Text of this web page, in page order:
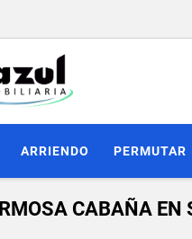
ARRIENDO PERMUTAR
CABAÑA